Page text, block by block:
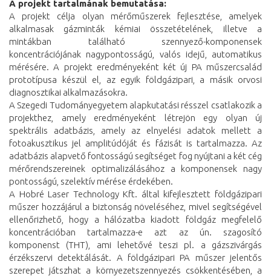
A projekt tartalmának bemutatása:
A projekt célja olyan mérőműszerek fejlesztése, amelyek
alkalmasak gázminták kémiai összetételének, illetve a
mintákban található szennyező-komponensek
koncentrációjának nagypontosságú, valós idejű, automatikus
mérésére. A projekt eredményeként két új PA műszercsalád
prototípusa készül el, az egyik földgázipari, a másik orvosi
diagnosztikai alkalmazásokra.
A Szegedi Tudományegyetem alapkutatási résszel csatlakozik a
projekthez, amely eredményeként létrejön egy olyan új
spektrális adatbázis, amely az elnyelési adatok mellett a
fotoakusztikus jel amplitúdóját és fázisát is tartalmazza. Az
adatbázis alapvető fontosságú segítséget fog nyújtani a két cég
mérőrendszereinek optimalizálásához a komponensek nagy
pontosságú, szelektív mérése érdekében.
A Hobré Laser Technology Kft. által kifejlesztett földgázipari
műszer hozzájárul a biztonság növeléséhez, mivel segítségével
ellenőrizhető, hogy a hálózatba kiadott földgáz megfelelő
koncentrációban tartalmazza-e azt az ún. szagosító
komponenst (THT), ami lehetővé teszi pl. a gázszivárgás
érzékszervi detektálását. A földgázipari PA műszer jelentős
szerepet játszhat a környezetszennyezés csökkentésében, a